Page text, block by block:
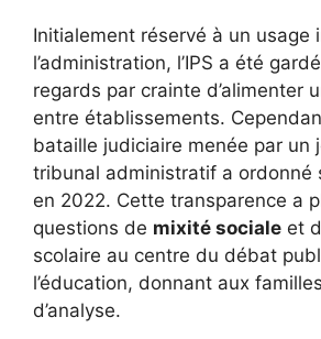
Initialement réservé à un usage
l’administration, l’IPS a été
regards par crainte d’alimenter
entre établissements.
bataille judiciaire menée par un
tribunal administratif a ordonné
en 2022. Cette transparence a
questions de mixité sociale et
scolaire au centre du débat
l’éducation, donnant aux
d’analyse.